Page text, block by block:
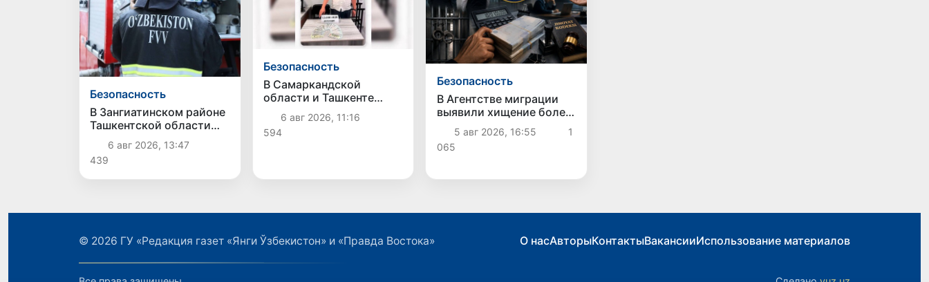
Безопасность
В Зангиатинском районе
Ташкентской области
произошёл пожар в
магазине
6 авг 2026, 13:47
439
Безопасность
В Самаркандской
области и Ташкенте
пресечены факты
коррупции и
мошенничества
6 авг 2026, 11:16
594
Безопасность
В Агентстве миграции
выявили хищение более
1 млрд сумов
бюджетных средств
5 авг 2026, 16:55
1
065
© 2026 ГУ «Редакция газет «Янги Ўзбекистон» и «Правда Востока» О насАвторыКонтактыВакансииИспользование материалов